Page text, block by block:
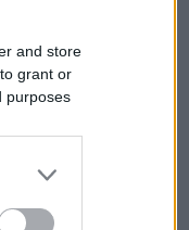
and store
grant or
purposes